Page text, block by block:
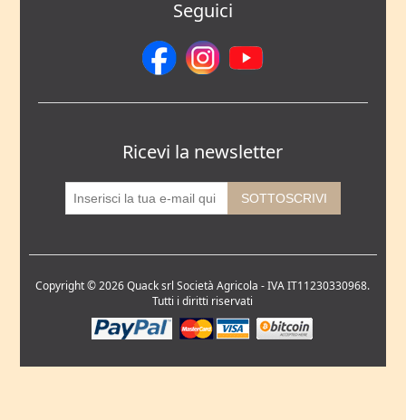
Seguici
Ricevi la newsletter
Copyright © 2026 Quack srl Società Agricola - IVA IT11230330968.
Tutti i diritti riservati